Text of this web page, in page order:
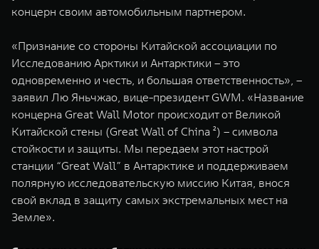
концерн своим автомобильным партнером.
«Признание со стороны Китайской ассоциации по
Исследованию Арктики и Антарктики – это
одновременно и честь, и большая ответственность», –
заявил Лю Яньчжао, вице-президент GWM. «Название
концерна Great Wall Motor происходит от Великой
Китайской стены (Great Wall of China ²) – символа
стойкости и защиты. Мы передаем этот настрой
станции “Great Wall” в Антарктике и поддерживаем
полярную исследовательскую миссию Китая, внося
свой вклад в защиту самых экстремальных мест на
Земле».